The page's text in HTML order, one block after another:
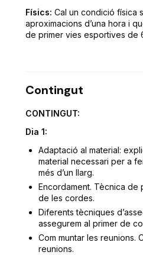
Físics: Cal un condició física
aproximacions d’una hora i
de primer vies esportives de
Contingut
CONTINGUT:
Dia 1:
Adaptació al material:
material necessari per a
més d’un llarg.
Encordament. Tècnica
de les cordes.
Diferents tècniques
assegurem al primer de
Com muntar les reunions.
reunions.